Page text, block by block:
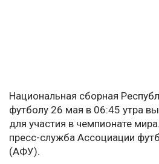
Национальная сборная
футболу 26 мая в 06:45 утра
для участия в чемпионате
пресс-служба Ассоциации
(АФУ).